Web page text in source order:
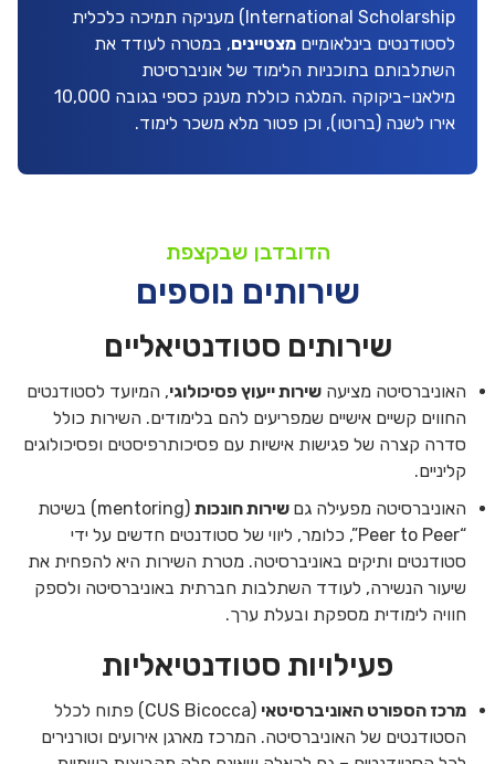
International Scholarship) מעניקה תמיכה כלכלית
לסטודנטים בינלאומיים מצטיינים, במטרה לעודד את
השתלבותם בתוכניות הלימוד של אוניברסיטת
מילאנו-ביקוקה .המלגה כוללת מענק כספי בגובה 10,000
אירו לשנה (ברוטו), וכן פטור מלא משכר לימוד.
הדובדבן שבקצפת
שירותים נוספים
שירותים סטודנטיאליים
האוניברסיטה מציעה שירות ייעוץ פסיכולוגי, המיועד לסטודנטים
החווים קשיים אישיים שמפריעים להם בלימודים. השירות כולל
סדרה קצרה של פגישות אישיות עם פסיכותרפיסטים ופסיכולוגים
קליניים.
האוניברסיטה מפעילה גם שירות חונכות
(mentoring) בשיטת
“Peer to Peer”, כלומר, ליווי של סטודנטים חדשים על ידי
סטודנטים ותיקים באוניברסיטה. מטרת השירות היא להפחית את
שיעור הנשירה, לעודד השתלבות חברתית באוניברסיטה ולספק
חוויה לימודית מספקת ובעלת ערך.
פעילויות סטודנטיאליות
מרכז הספורט האוניברסיטאי
(CUS Bicocca) פתוח לכלל
הסטודנטים של האוניברסיטה. המרכז מארגן אירועים וטורנירים